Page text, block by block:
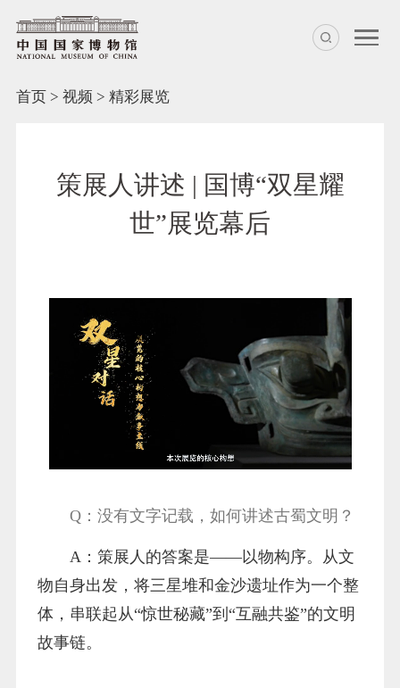
首页> 视频 > 精彩展览
策展人讲述 | 国博“双星耀
世”展览幕后
Q：没有文字记载，如何讲述古蜀文明？
A：策展人的答案是——以物构序。从文
物自身出发，将三星堆和金沙遗址作为一个整
体，串联起从“惊世秘藏”到“互融共鉴”的文明
故事链。